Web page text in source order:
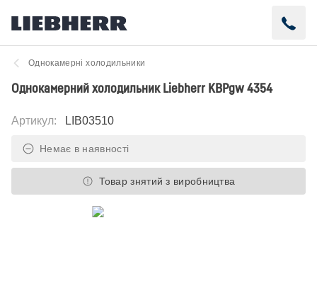
Однокамерні холодильники
Однокамерний холодильник Liebherr KBPgw 4354
Артикул: LIB03510
Немає в наявності
Товар знятий з виробництва